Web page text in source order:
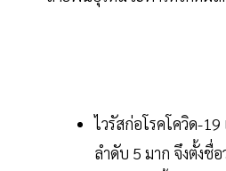
ไวรัสก่อโรคโควิด-
ลำดับ 5 มาก จึงตั้งชื่อ